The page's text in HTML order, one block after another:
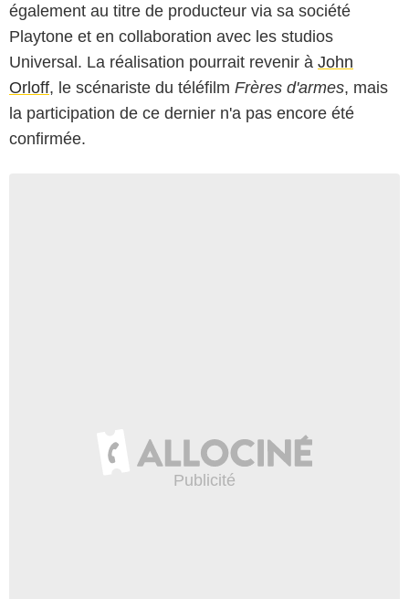
également au titre de producteur via sa société
Playtone et en collaboration avec les studios
Universal. La réalisation pourrait revenir à John
Orloff, le scénariste du téléfilm Frères d'armes, mais
la participation de ce dernier n'a pas encore été
confirmée.